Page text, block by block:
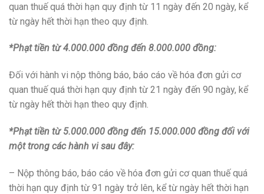
quan thuế quá thời hạn quy định từ 11 ngày đến 20 ngày, kể
từ ngày hết thời hạn theo quy định.
*Phạt tiền từ 4.000.000 đồng đến 8.000.000 đồng:
Đối với hành vi nộp thông báo, báo cáo về hóa đơn gửi cơ
quan thuế quá thời hạn quy định từ 21 ngày đến 90 ngày, kể
từ ngày hết thời hạn theo quy định.
*Phạt tiền từ 5.000.000 đồng đến 15.000.000 đồng đối với
một trong các hành vi sau đây:
– Nộp thông báo, báo cáo về hóa đơn gửi cơ quan thuế quá
thời hạn quy định từ 91 ngày trở lên, kể từ ngày hết thời hạn